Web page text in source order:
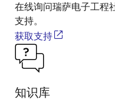
在线询问瑞萨电子工程
支持。
获取支持
知识库